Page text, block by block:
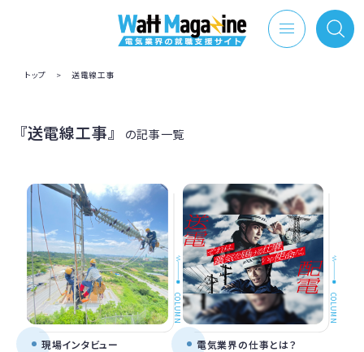
トップ > 送電線工事
『送電線工事』 の記事一覧
COLUMN
現場インタビュー
COLUMN
電気業界の仕事とは？